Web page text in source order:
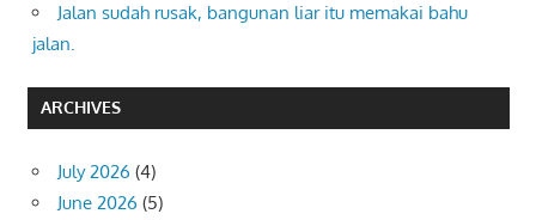
Jalan sudah rusak, bangunan liar itu memakai bahu
jalan.
ARCHIVES
July 2026 (4)
June 2026 (5)